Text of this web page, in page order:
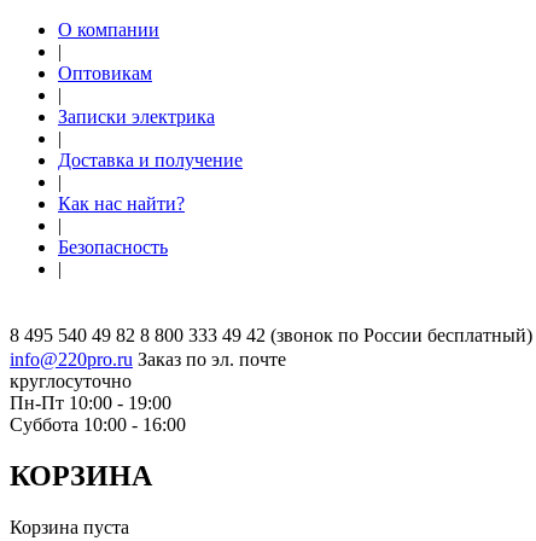
О компании
|
Оптовикам
|
Записки электрика
|
Доставка и получение
|
Как нас найти?
|
Безопасность
|
8 495 540 49 82 8 800 333 49 42 (звонок по России бесплатный)
info@220pro.ru Заказ по эл. почте
круглосуточно
Пн-Пт 10:00 - 19:00
Суббота 10:00 - 16:00
КОРЗИНА
Корзина пуста